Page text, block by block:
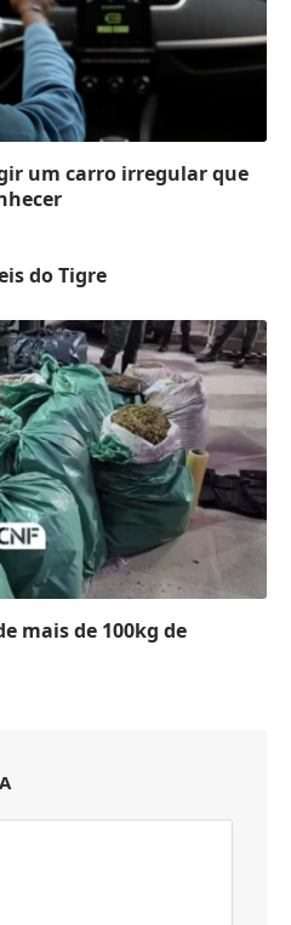
um carro irregular que
do Tigre
mais de 100kg de